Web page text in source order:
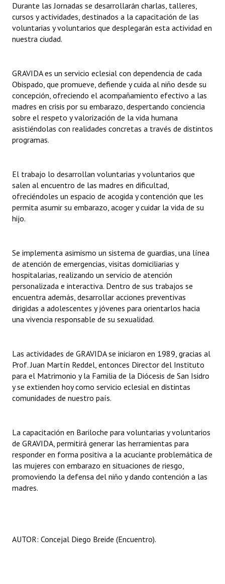
Actas de Audiencias Públicas
NORMATIVA
Declaraciones
Resoluciones
Resoluciones de Presidencia
INSTITUCIONAL
Noticias Destacadas
Registros y Distinciones
Datos Históricos
Audiencias Públicas - Registro
Mujeres que Dejaron Huellas - Registro
Periodistas Decanos - Registro
Ciudadano Ilustre - Registro
Huéspedes de Honor - Registro
Antiguos Pobladores - Registro
Bariloche, Municipio intercultural
Entrega de distinciones
REFORMA DE LA CARTA ORGÁNICA
Durante las Jornadas se desarrollarán charlas, talleres,
cursos y actividades, destinados a la capacitación de las
voluntarias y voluntarios que desplegarán esta actividad en
nuestra ciudad.
GRAVIDA es un servicio eclesial con dependencia de cada
Obispado, que promueve, defiende y cuida al niño desde su
concepción, ofreciendo el acompañamiento efectivo a las
madres en crisis por su embarazo, despertando conciencia
sobre el respeto y valorización de la vida humana
asistiéndolas con realidades concretas a través de distintos
programas.
El trabajo lo desarrollan voluntarias y voluntarios que
salen al encuentro de las madres en dificultad,
ofreciéndoles un espacio de acogida y contención que les
permita asumir su embarazo, acoger y cuidar la vida de su
hijo.
Se implementa asimismo un sistema de guardias, una línea
de atención de emergencias, visitas domiciliarias y
hospitalarias, realizando un servicio de atención
personalizada e interactiva. Dentro de sus trabajos se
encuentra además, desarrollar acciones preventivas
dirigidas a adolescentes y jóvenes para orientarlos hacia
una vivencia responsable de su sexualidad.
Las actividades de GRAVIDA se iniciaron en 1989, gracias al
Prof. Juan Martín Reddel, entonces Director del Instituto
para el Matrimonio y la Familia de la Diócesis de San Isidro
y se extienden hoy como servicio eclesial en distintas
comunidades de nuestro país.
La capacitación en Bariloche para voluntarias y voluntarios
de GRAVIDA, permitirá generar las herramientas para
responder en forma positiva a la acuciante problemática de
las mujeres con embarazo en situaciones de riesgo,
promoviendo la defensa del niño y dando contención a las
madres.
AUTOR: Concejal Diego Breide (Encuentro).